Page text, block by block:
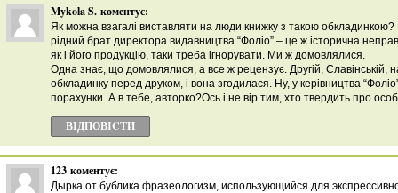
Mykola S. коментує:
Як можна взагалі виставляти на люди книжку з такою
рідний брат директора видавництва “Фоліо” – це ж історична
як і його продукцію, таки треба ігнорувати. Ми ж домовлялися.
Одна знає, що домовлялися, а все ж рецензує. Другій, Славінській,
обкладинку перед друком, і вона згодилася. Ну, у керівництва
порахунки. А в тебе, авторко?Ось і не вір тим, хто твердить про
ВІДПОВІCТИ
123 коментує:
Дырка от бублика фразеологизм, использующийся для